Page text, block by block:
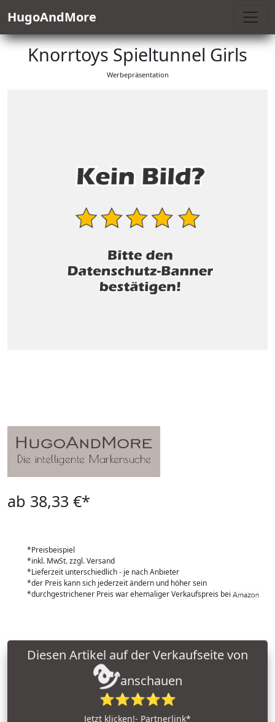
HugoAndMore
Knorrtoys Spieltunnel Girls
Werbepräsentation
ab 38,33 €*
*Preisbeispiel
*inkl. MwSt. zzgl. Versand
*Lieferzeit unterschiedlich - je nach Anbieter
*der Preis kann sich jederzeit ändern und höher sein
*durchgestrichener Preis war ehemaliger Verkaufspreis bei
anschauen
⭐⭐⭐⭐⭐
Jetzt klicken!- Partnerlink*